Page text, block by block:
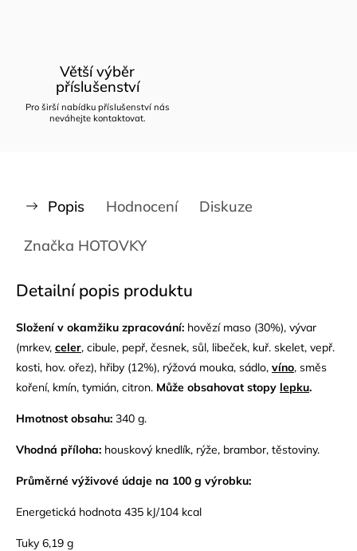
Větší výběr
příslušenství
Pro širší nabídku příslušenství nás
neváhejte kontaktovat.
Popis Hodnocení Diskuze
Značka HOTOVKY
Detailní popis produktu
Složení v okamžiku zpracování: hovězí maso (30%), vývar
(mrkev, celer, cibule, pepř, česnek, sůl, libeček, kuř. skelet, vepř.
kosti, hov. ořez), hřiby (12%), rýžová mouka, sádlo, víno, směs
koření, kmín, tymián, citron. Může obsahovat stopy lepku.
Hmotnost obsahu: 340 g.
Vhodná příloha: houskový knedlík, rýže, brambor, těstoviny.
Průměrné výživové údaje na 100 g výrobku:
Energetická hodnota 435 kJ/104 kcal
Tuky 6,19 g